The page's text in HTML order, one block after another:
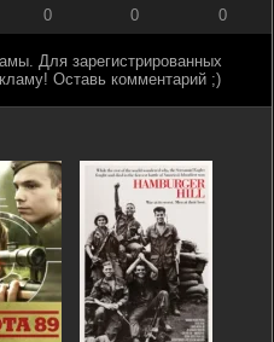
0 0 0
Для зарегистрированных
Оставь комментарий ;)